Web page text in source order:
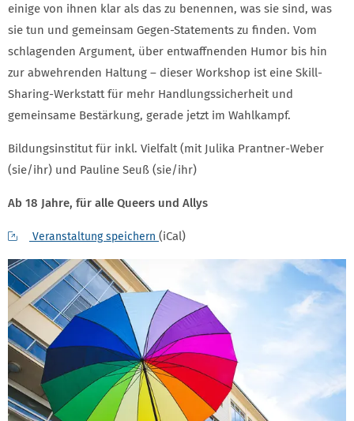
einige von ihnen klar als das zu benennen, was sie sind, was
sie tun und gemeinsam Gegen-Statements zu finden. Vom
schlagenden Argument, über entwaffnenden Humor bis hin
zur abwehrenden Haltung – dieser Workshop ist eine Skill-
Sharing-Werkstatt für mehr Handlungssicherheit und
gemeinsame Bestärkung, gerade jetzt im Wahlkampf.
Bildungsinstitut für inkl. Vielfalt (mit Julika Prantner-Weber
(sie/ihr) und Pauline Seuß (sie/ihr)
Ab 18 Jahre, für alle Queers und Allys
Veranstaltung speichern (iCal)